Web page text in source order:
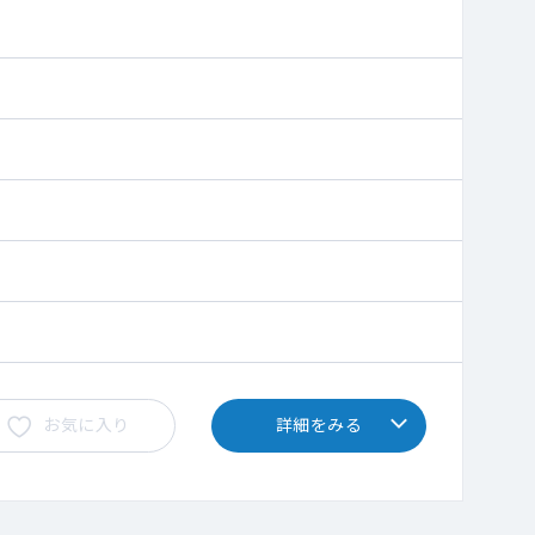
お気に入り 詳細をみる